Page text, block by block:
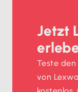
Jetzt
Teste
von